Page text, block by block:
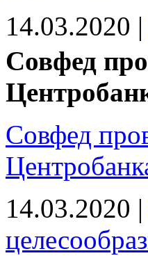
14.03.2020 |
Совфед
Совфед
14.03.2020 |